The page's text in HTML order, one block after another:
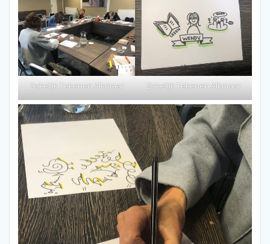
Zakelijk Tekenen Alkmaar Zakelijk Tekenen Alkmaar